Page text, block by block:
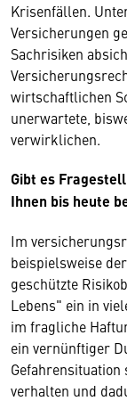
Krisenfällen.
Versicherungen
Sachrisiken
wirtschaftlichen
unerwartete,
verwirklichen.
Gibt es
Ihnen bis heute
Im
beispielsweise
geschützte
Lebens" ein in
im fragliche
ein vernünftiger
verhalten und